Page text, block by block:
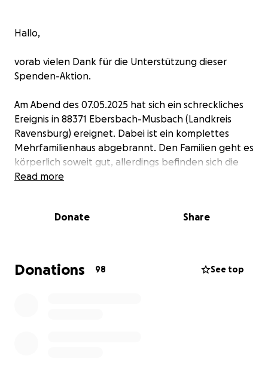
Hallo,
vorab vielen Dank für die Unterstützung dieser
Spenden-Aktion.
Am Abend des 07.05.2025 hat sich ein schreckliches
Ereignis in 88371 Ebersbach-Musbach (Landkreis
Ravensburg) ereignet. Dabei ist ein komplettes
Mehrfamilienhaus abgebrannt. Den Familien geht es
körperlich soweit gut, allerdings befinden sich die
Beteiligten psychisch und emotional in einem sehr
und stehen da ohne Kleidung, Geld, Schulsachen,
Da eines der betroffenen Kinder ein Schüler unserer
Schule ist wollen wir als Herzog-Philipp-
Read more
Donate Share
Donations 98 See top